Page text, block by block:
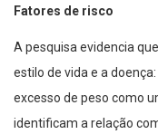
Fatores de risco
A pesquisa evidencia
estilo de vida e a
excesso de peso como
identificam a relação